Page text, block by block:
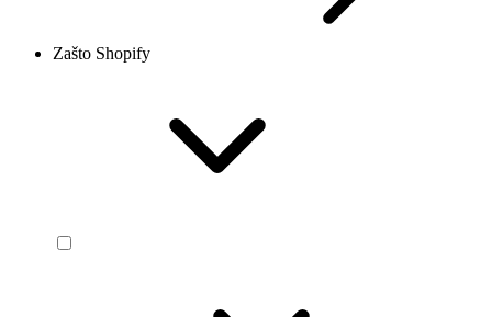
Zašto Shopify